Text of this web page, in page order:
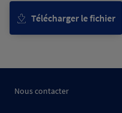
Télécharger le fichier
Nous contacter